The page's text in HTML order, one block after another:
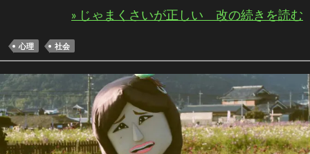
» じゃまくさいが正しい 改の続きを読む
心理 社会